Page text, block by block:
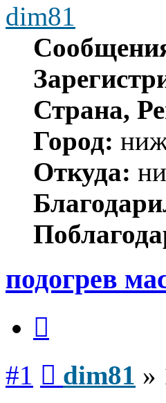
dim81
Страна,
Город:
Откуда:
подогрев
#1 dim81 »